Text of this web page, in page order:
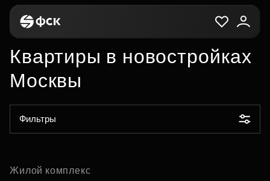
Квартиры в новостройках
Москвы
Фильтры
Жилой комплекс